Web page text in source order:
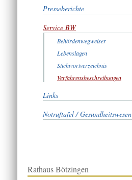
Presseberichte
Service BW
Behördenwegweiser
Lebenslagen
Stichwortverzeichnis
Verfahrensbeschreibungen
Links
Notruftafel / Gesundheitswesen
Rathaus Bötzingen